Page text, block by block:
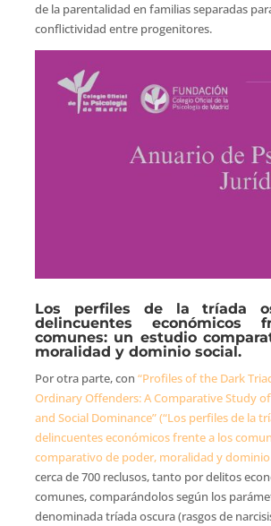
de la parentalidad en familias separadas
conflictividad entre progenitores.
Los perfiles de la tríada
delincuentes
comunes: un estudio
moralidad y dominio social.
Por otra parte, con “Profiles of the Dark
Ordinary Offenders: A Comparative Study
and Social Dominance” (“Los perfiles de la
delincuentes económicos frente a los
comparativo de poder, moralidad y dominio
cerca de 700 reclusos, tanto por delitos
comunes, comparándolos según los
denominada tríada oscura (rasgos de